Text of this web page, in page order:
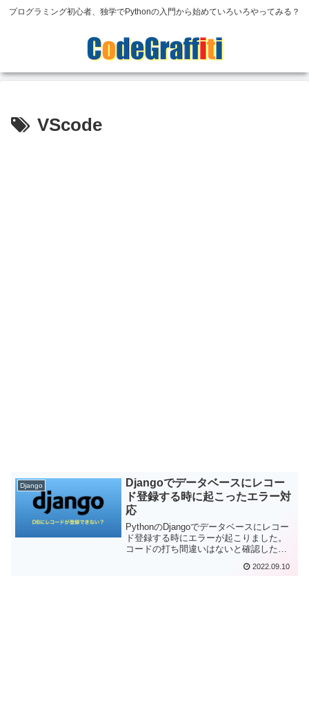
プログラミング初心者、独学でPythonの入門から始めていろいろやってみる？
VScode
Django
Djangoでデータベースにレコー
ド登録する時に起こったエラー対
応
PythonのDjangoでデータベースにレコー
ド登録する時にエラーが起こりました。
コードの打ち間違いはないと確認したの
の自動整形が邪魔をしていることに気づ
2022.09.10